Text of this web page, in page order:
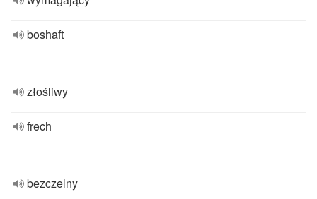
boshaft
złośliwy
frech
bezczelny